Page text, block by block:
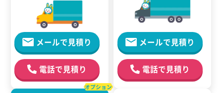
メールで見積り
電話で見積り
メールで見積り
電話で見積り
オプション